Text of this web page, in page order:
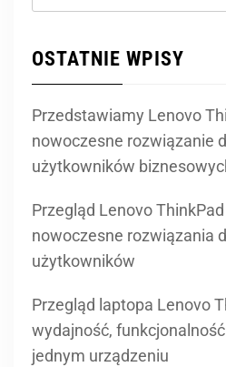
OSTATNIE WPISY
Przedstawiamy Lenovo
nowoczesne rozwiązanie
użytkowników
Przegląd Lenovo
nowoczesne rozwiązania
użytkowników
Przegląd laptopa Lenovo
wydajność,
jednym urządzeniu